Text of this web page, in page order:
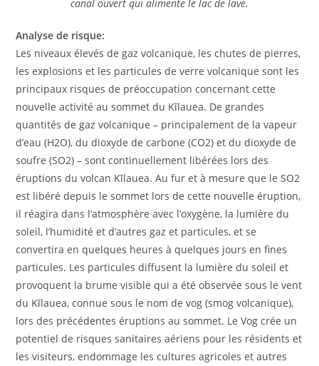
canal ouvert qui alimente le lac de lave.
Analyse de risque:
Les niveaux élevés de gaz volcanique, les chutes de pierres,
les explosions et les particules de verre volcanique sont les
principaux risques de préoccupation concernant cette
nouvelle activité au sommet du Kīlauea. De grandes
quantités de gaz volcanique – principalement de la vapeur
d’eau (H2O), du dioxyde de carbone (CO2) et du dioxyde de
soufre (SO2) – sont continuellement libérées lors des
éruptions du volcan Kīlauea. Au fur et à mesure que le SO2
est libéré depuis le sommet lors de cette nouvelle éruption,
il réagira dans l’atmosphère avec l’oxygène, la lumière du
soleil, l’humidité et d’autres gaz et particules, et se
convertira en quelques heures à quelques jours en fines
particules. Les particules diffusent la lumière du soleil et
provoquent la brume visible qui a été observée sous le vent
du Kīlauea, connue sous le nom de vog (smog volcanique),
lors des précédentes éruptions au sommet. Le Vog crée un
potentiel de risques sanitaires aériens pour les résidents et
les visiteurs, endommage les cultures agricoles et autres